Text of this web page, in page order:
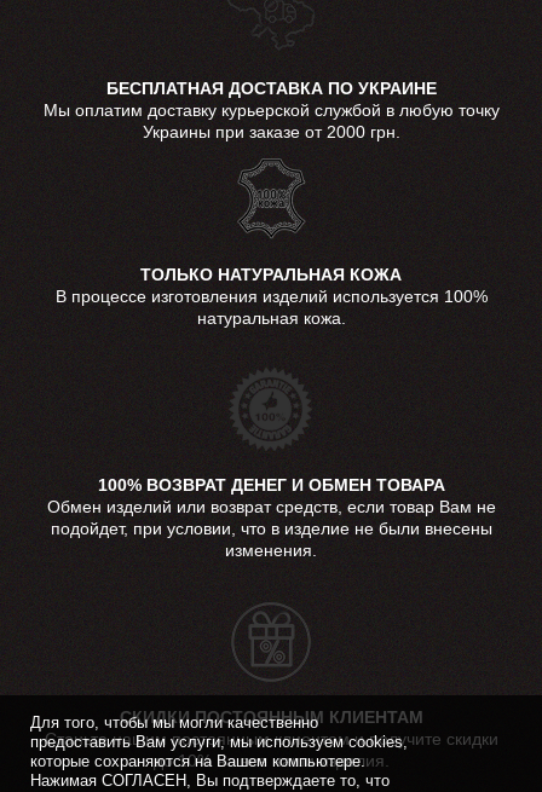
БЕСПЛАТНАЯ ДОСТАВКА ПО УКРАИНЕ
Мы оплатим доставку курьерской службой в любую точку
Украины при заказе от 2000 грн.
ТОЛЬКО НАТУРАЛЬНАЯ КОЖА
В процессе изготовления изделий используется 100%
натуральная кожа.
100% ВОЗВРАТ ДЕНЕГ И ОБМЕН ТОВАРА
Обмен изделий или возврат средств, если товар Вам не
подойдет, при условии, что в изделие не были внесены
изменения.
СКИДКИ ПОСТОЯННЫМ КЛИЕНТАМ
Станьте нашим постоянным клиентом и получите скидки
до 10% на все наши изделия.
Для того, чтобы мы могли качественно
предоставить Вам услуги, мы используем cookies,
которые сохраняются на Вашем компьютере.
Нажимая СОГЛАСЕН, Вы подтверждаете то, что